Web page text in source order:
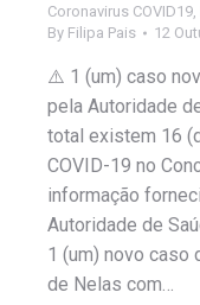
Coronavirus COVID19
By Filipa Pais 12
⚠️ 1 (um) caso
pela Autoridade
total existem 16
COVID-19 no
informação
Autoridade de
1 (um) novo caso
de Nelas com…